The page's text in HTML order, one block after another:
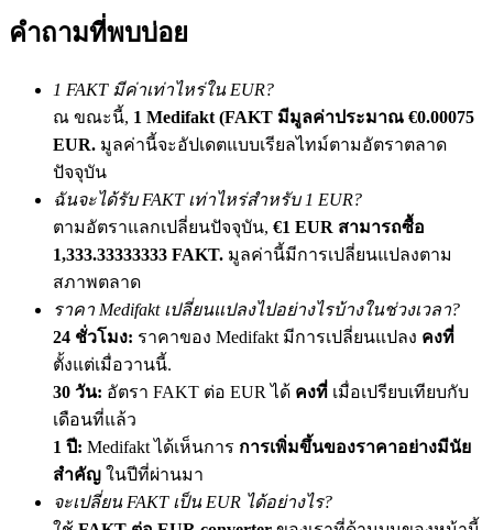
การแนะนำ
BTC Welcome Rewards
BTC Welcome Rewards
Deposit & Trade BTC to Share 25000 USDT prize pool!
Deposit CASHCAT & Win
คำถามที่พบบ่อย
1 FAKT มีค่าเท่าไหร่ใน EUR?
ณ ขณะนี้, 1 Medifakt (FAKT มีมูลค่าประมาณ €0.00075
EUR. มูลค่านี้จะอัปเดตแบบเรียลไทม์ตามอัตราตลาด
ปัจจุบัน
ฉันจะได้รับ FAKT เท่าไหร่สำหรับ 1 EUR?
ตามอัตราแลกเปลี่ยนปัจจุบัน, €1 EUR สามารถซื้อ
1,333.33333333 FAKT. มูลค่านี้มีการเปลี่ยนแปลงตาม
สภาพตลาด
ราคา Medifakt เปลี่ยนแปลงไปอย่างไรบ้างในช่วงเวลา?
24 ชั่วโมง: ราคาของ Medifakt มีการเปลี่ยนแปลง คงที่
ตั้งแต่เมื่อวานนี้.
30 วัน: อัตรา FAKT ต่อ EUR ได้ คงที่ เมื่อเปรียบเทียบกับ
เดือนที่แล้ว
1 ปี: Medifakt ได้เห็นการ การเพิ่มขึ้นของราคาอย่างมีนัย
สำคัญ ในปีที่ผ่านมา
จะเปลี่ยน FAKT เป็น EUR ได้อย่างไร?